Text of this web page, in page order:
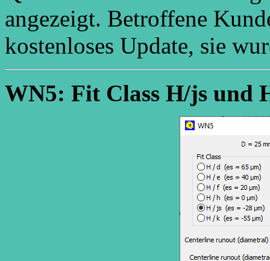
angezeigt. Betroffene
kostenloses Update, sie
WN5: Fit Class H/js und